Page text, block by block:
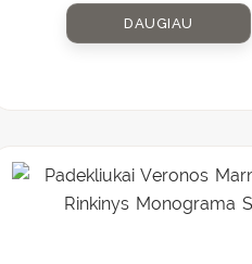
DAUGIAU